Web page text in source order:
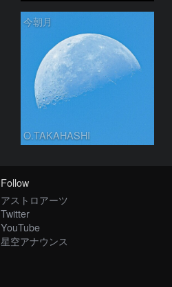
今朝月
O.TAKAHASHI
Follow
アストロアーツ
Twitter
YouTube
星空アナウンス